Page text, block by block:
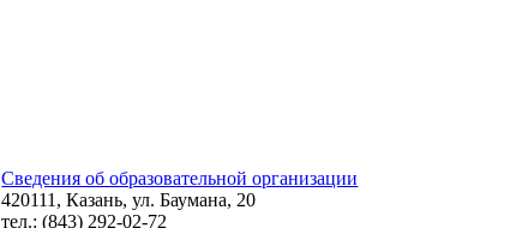
Сведения об образовательной организации
420111, Казань, ул. Баумана, 20
тел.: (843) 292-02-72